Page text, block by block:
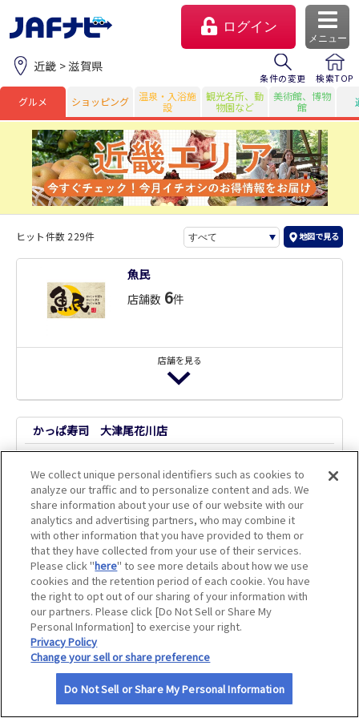
ログイン
メニュー
会員優待のご利用方法
近畿 > 滋賀県
条件の変更 検索TOP
グルメ ショッピング
温泉・入浴施
設
観光名所、動
物園など
美術館、博物
館
ヒット件数 229件 地図で見る
魚民
店舗数 6件
店舗を見る
魚民 近江八幡北口駅前店
飲食代10％割引
ログインのうえご確認ください。ご利
用にはJAFアプリのインストールが必要
です。
魚民 大津北口駅前店
飲食代10％割引
アプリクーポン
ログインのうえご確認ください。ご利
用にはJAFアプリのインストールが必要
です。
魚民 草津西口駅前店
飲食代10％割引
かっぱ寿司 大津尾花川店
アプリクーポン
ログインのうえご確認ください。ご利
用にはJAFアプリのインストールが必要
です。
アプリクーポン 特別優待
かば屋 彦根東口駅前店
飲食代10％割引
アプリクーポン
用にはJAFアプリのインストールが必要
です。
アプリクーポン
We collect unique personal identifiers such as cookies to
analyze our traffic and to personalize content and ads. We
share information about your use of our website with our
analytics and advertising partners, who may combine it
with other information that you have provided to them or
that they have collected from your use of their services.
Please click "here" to see more details about how we use
cookies and the retention period of each cookie. You have
the right to opt out of our sharing of your information with
our partners. Please click [Do Not Sell or Share My
Personal Information] to exercise your right.
Privacy Policy
Change your sell or share preference
Do Not Sell or Share My Personal Information